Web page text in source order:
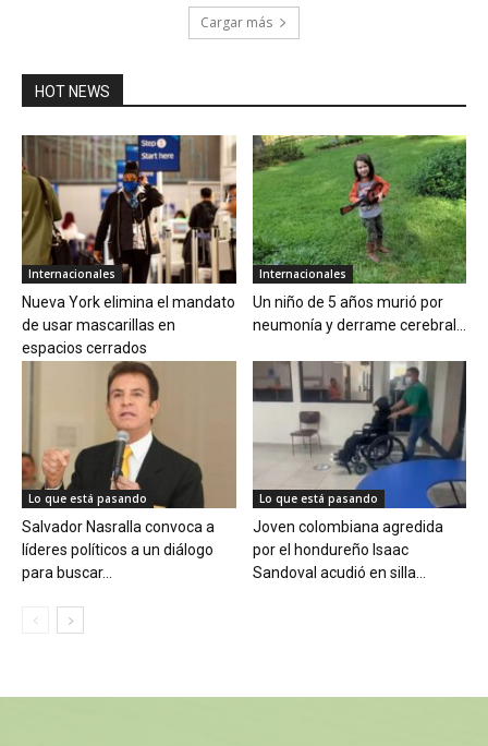
Cargar más
HOT NEWS
Internacionales
Nueva York elimina el mandato
de usar mascarillas en
espacios cerrados
Internacionales
Un niño de 5 años murió por
neumonía y derrame cerebral...
Lo que está pasando
Salvador Nasralla convoca a
líderes políticos a un diálogo
para buscar...
Lo que está pasando
Joven colombiana agredida
por el hondureño Isaac
Sandoval acudió en silla...